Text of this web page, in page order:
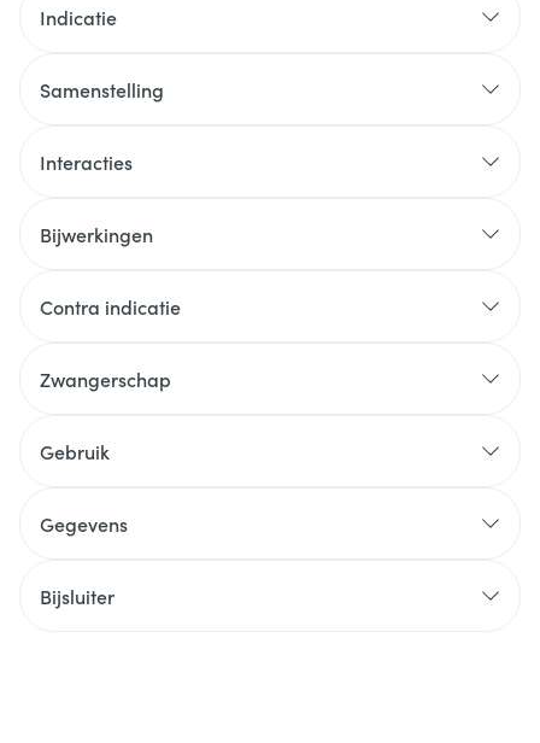
Indicatie
Samenstelling
Interacties
Bijwerkingen
Contra indicatie
Zwangerschap
Gebruik
Gegevens
Bijsluiter